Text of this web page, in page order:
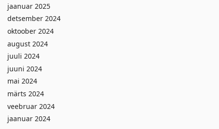
jaanuar 2025
detsember 2024
oktoober 2024
august 2024
juuli 2024
juuni 2024
mai 2024
märts 2024
veebruar 2024
jaanuar 2024